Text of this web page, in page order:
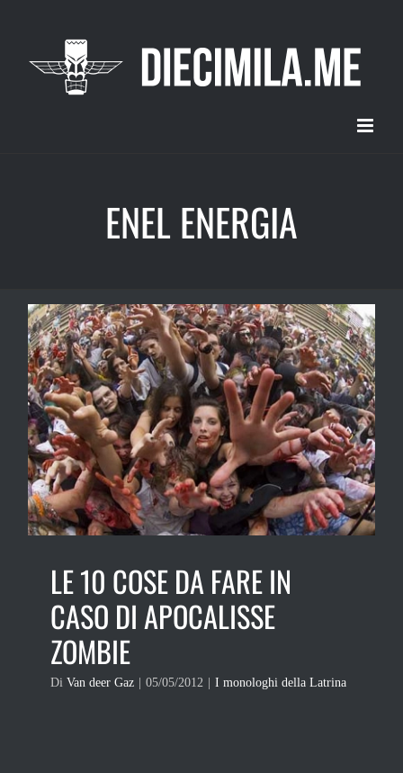
contenuto
ENEL ENERGIA
LE 10 COSE DA FARE IN
CASO DI APOCALISSE
ZOMBIE
Di Van deer Gaz | 05/05/2012 | I monologhi della Latrina